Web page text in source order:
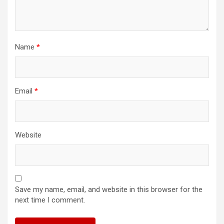
Name *
Email *
Website
Save my name, email, and website in this browser for the
next time I comment.